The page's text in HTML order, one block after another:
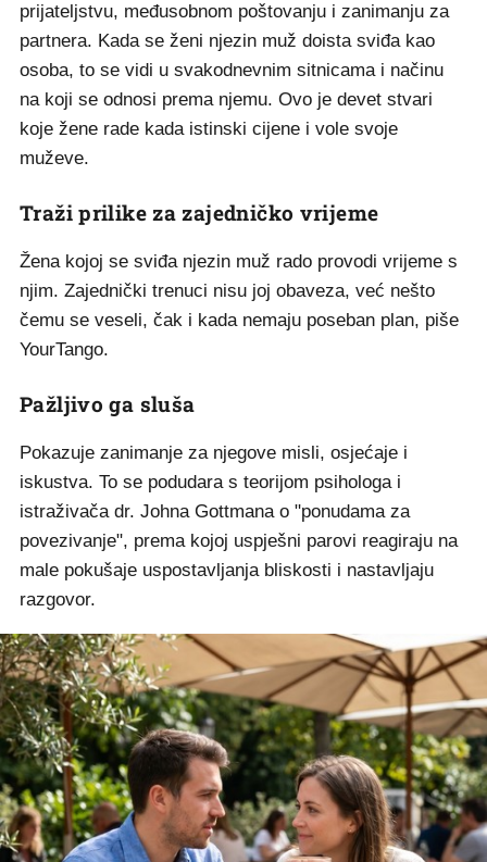
prijateljstvu, međusobnom poštovanju i zanimanju za
partnera. Kada se ženi njezin muž doista sviđa kao
osoba, to se vidi u svakodnevnim sitnicama i načinu
na koji se odnosi prema njemu. Ovo je devet stvari
koje žene rade kada istinski cijene i vole svoje
muževe.
Traži prilike za zajedničko vrijeme
Žena kojoj se sviđa njezin muž rado provodi vrijeme s
njim. Zajednički trenuci nisu joj obaveza, već nešto
čemu se veseli, čak i kada nemaju poseban plan, piše
YourTango.
Pažljivo ga sluša
Pokazuje zanimanje za njegove misli, osjećaje i
iskustva. To se podudara s teorijom psihologa i
istraživača dr. Johna Gottmana o "ponudama za
povezivanje", prema kojoj uspješni parovi reagiraju na
male pokušaje uspostavljanja bliskosti i nastavljaju
razgovor.